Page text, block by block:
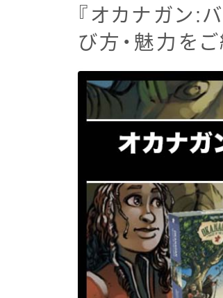
『オカナガン:バ
び方・魅力をご